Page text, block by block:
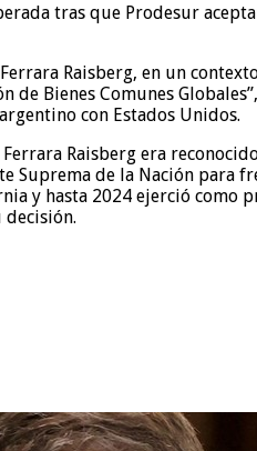
tras que Prodesur
Raisberg, en un
Bienes Comunes
con Estados Unidos.
Raisberg era
de la Nación para
y hasta 2024 ejerció como